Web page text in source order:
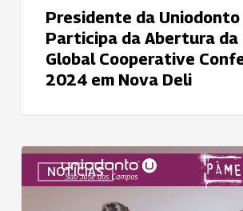
Cooperative
Conference
2024
Presidente da
Participa da Abertura da
Global Cooperative
2024 em Nova Deli
NOTÍCIAS
Uniodonto